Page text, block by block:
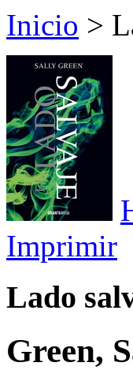
Inicio >
Imprimir
Lado
Green,